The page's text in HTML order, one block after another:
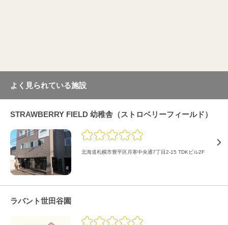
よく見られている施設
STRAWBERRY FIELD 幼稚舎（ストロベリーフィールド）
北海道札幌市豊平区月寒中央通7丁目2-15 TDKビル2F
ラバント世田谷園